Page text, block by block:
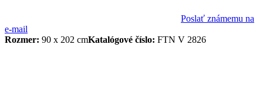
Poslať známemu na
e-mail
Rozmer: 90 x 202 cmKatalógové číslo: FTN V 2826